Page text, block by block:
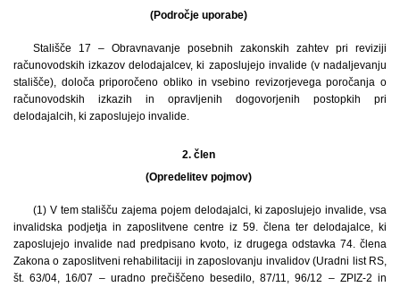
(Področje uporabe)
Stališče 17 – Obravnavanje posebnih zakonskih zahtev pri reviziji
računovodskih izkazov delodajalcev, ki zaposlujejo invalide (v nadaljevanju
stališče), določa priporočeno obliko in vsebino revizorjevega poročanja o
računovodskih izkazih in opravljenih dogovorjenih postopkih pri
delodajalcih, ki zaposlujejo invalide.
2. člen
(Opredelitev pojmov)
(1) V tem stališču zajema pojem delodajalci, ki zaposlujejo invalide, vsa
invalidska podjetja in zaposlitvene centre iz 59. člena ter delodajalce, ki
zaposlujejo invalide nad predpisano kvoto, iz drugega odstavka 74. člena
Zakona o zaposlitveni rehabilitaciji in zaposlovanju invalidov (Uradni list RS,
št. 63/04, 16/07 – uradno prečiščeno besedilo, 87/11, 96/12 – ZPIZ-2 in